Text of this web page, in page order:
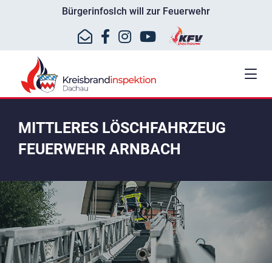
BürgerinfosIch will zur Feuerwehr
MITTLERES LÖSCHFAHRZEUG
FEUERWEHR ARNBACH